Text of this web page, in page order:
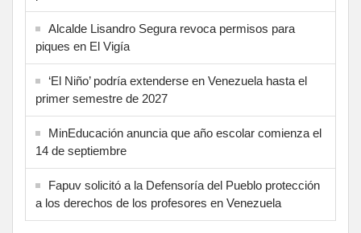
Alcalde Lisandro Segura revoca permisos para
piques en El Vigía
‘El Niño’ podría extenderse en Venezuela hasta el
primer semestre de 2027
MinEducación anuncia que año escolar comienza el
14 de septiembre
Fapuv solicitó a la Defensoría del Pueblo protección
a los derechos de los profesores en Venezuela